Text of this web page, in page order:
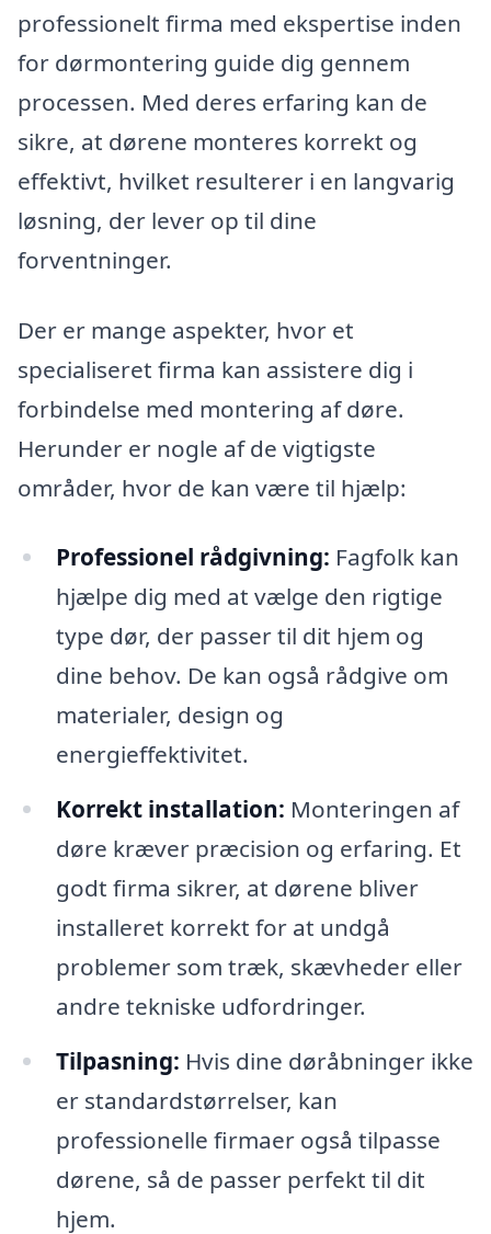
professionelt firma med ekspertise inden
for dørmontering guide dig gennem
processen. Med deres erfaring kan de
sikre, at dørene monteres korrekt og
effektivt, hvilket resulterer i en langvarig
løsning, der lever op til dine
forventninger.
Der er mange aspekter, hvor et
specialiseret firma kan assistere dig i
forbindelse med montering af døre.
Herunder er nogle af de vigtigste
områder, hvor de kan være til hjælp:
Professionel rådgivning: Fagfolk kan
hjælpe dig med at vælge den rigtige
type dør, der passer til dit hjem og
dine behov. De kan også rådgive om
materialer, design og
energieffektivitet.
Korrekt installation: Monteringen af
døre kræver præcision og erfaring. Et
godt firma sikrer, at dørene bliver
installeret korrekt for at undgå
problemer som træk, skævheder eller
andre tekniske udfordringer.
Tilpasning: Hvis dine døråbninger ikke
er standardstørrelser, kan
professionelle firmaer også tilpasse
dørene, så de passer perfekt til dit
hjem.